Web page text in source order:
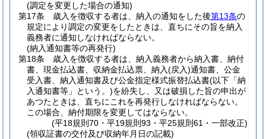
(調定を変更した場合の通知)
第17条
歳入を徴収する者は、納入の通知をした後第13条の
規定により調定の変更をしたときは、直ちにその旨を納入
義務者に通知しなければならない。
(納入通知書等の再発行)
第18条
歳入を徴収する者は、納入義務者から納入書、納付
書、現金払込書、収納金払込票、納入(戻入)通知書、公金
受入書、納入通知書及び公金指定様式振替払込書(以下「納
入通知書等」という。)を紛失し、又は破損した旨の申出が
あつたときは、直ちにこれを再発行しなければならない。
この場合、納付期限を変更してはならない。
(平18規則70・平19規則93・平25規則61・一部改正)
(領収証書の交付及び収納年月日の記載)